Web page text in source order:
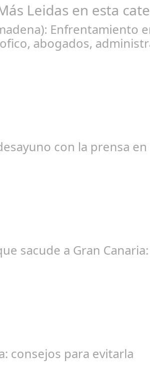
Leidas en esta
Enfrentamiento
abogados,
con la prensa
sacude a Gran
consejos para evitarla